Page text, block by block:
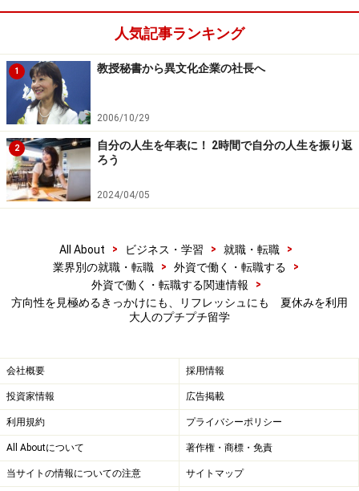
人気記事ランキング
1 教授秘書から異文化企業の社長へ
2006/10/29
2
自分の人生を年表に！ 2時間で自分の人生を振り返
ろう
2024/04/05
All About > ビジネス・学習 > 就職・転職
>
業界別の就職・転職
> 外資で働く・転職する
>
外資で働く・転職する関連情報
>
方向性を見極めるきっかけにも、リフレッシュにも 夏休みを利用
大人のプチプチ留学
会社概要 採用情報
投資家情報 広告掲載
利用規約 プライバシーポリシー
All Aboutについて 著作権・商標・免責
当サイトの情報についての注意 サイトマップ